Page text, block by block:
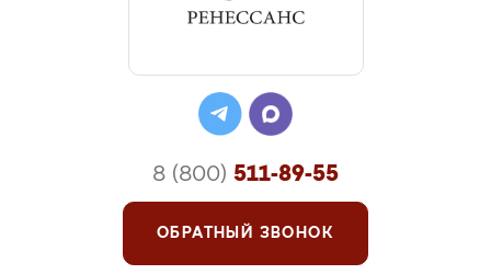
8 (800) 511-89-55
ОБРАТНЫЙ ЗВОНОК